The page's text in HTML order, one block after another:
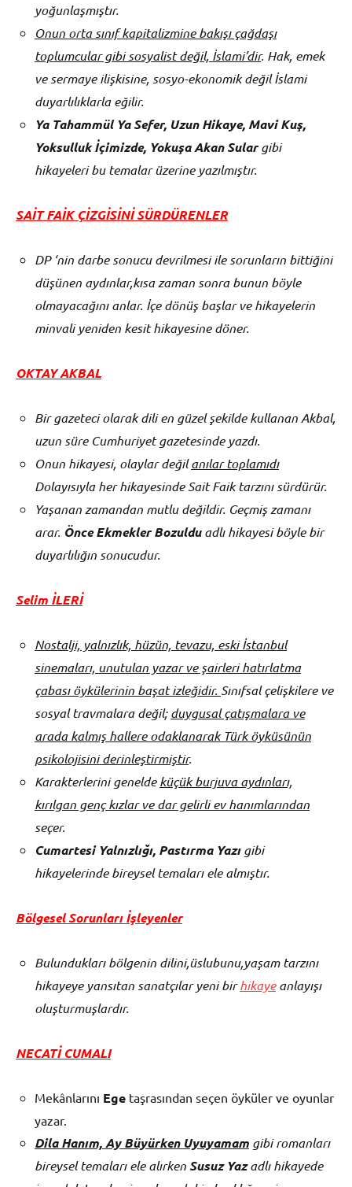
yoğunlaşmıştır.
Onun orta sınıf kapitalizmine bakışı çağdaşı
toplumcular gibi sosyalist değil, İslami’dir. Hak, emek
ve sermaye ilişkisine, sosyo-ekonomik değil İslami
duyarlılıklarla eğilir.
Ya Tahammül Ya Sefer, Uzun Hikaye, Mavi Kuş,
Yoksulluk İçimizde, Yokuşa Akan Sulargibi
hikayeleri bu temalar üzerine yazılmıştır.
SAİT FAİK ÇİZGİSİNİ SÜRDÜRENLER
DP ‘nin darbe sonucu devrilmesi ile sorunların bittiğini
düşünen aydınlar,kısa zaman sonra bunun böyle
olmayacağını anlar. İçe dönüş başlar ve hikayelerin
minvali yeniden kesit hikayesine döner.
OKTAY AKBAL
Bir gazeteci olarak dili en güzel şekilde kullanan Akbal,
uzun süre Cumhuriyet gazetesinde yazdı.
Onun hikayesi, olaylar değilanılar toplamıdı
Dolayısıyla her hikayesinde Sait Faik tarzını sürdürür.
Yaşanan zamandan mutlu değildir. Geçmiş zamanı
arar. Önce Ekmekler Bozulduadlı hikayesi böyle bir
duyarlılığın sonucudur.
Selim İLERİ
Nostalji, yalnızlık, hüzün, tevazu, eski İstanbul
sinemaları, unutulan yazar ve şairleri hatırlatma
çabası öykülerinin başat izleğidir. Sınıfsal çelişkilere ve
sosyal travmalara değil;duygusal çatışmalara ve
arada kalmış hallere odaklanarak Türk öyküsünün
psikolojisini derinleştirmiştir.
Karakterlerini geneldeküçük burjuva aydınları,
kırılgan genç kızlar ve dar gelirli ev hanımlarından
seçer.
Cumartesi Yalnızlığı, Pastırma Yazıgibi
hikayelerinde bireysel temaları ele almıştır.
Bölgesel Sorunları İşleyenler
Bulundukları bölgenin dilini,üslubunu,yaşam tarzını
hikayeye yansıtan sanatçılar yeni birhikayeanlayışı
oluşturmuşlardır.
NECATİ CUMALI
Mekânlarını Ege taşrasından seçen öyküler ve oyunlar
yazar.
Dila Hanım, Ay Büyürken Uyuyamam gibi romanları
bireysel temaları ele alırkenSusuz Yazadlı hikayede